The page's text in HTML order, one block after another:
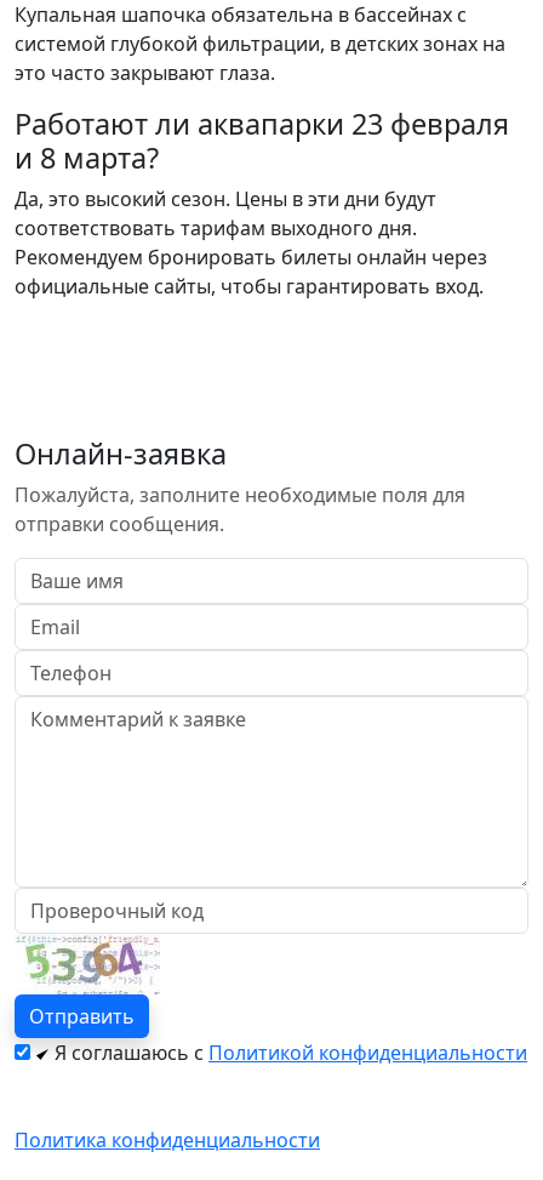
Купальная шапочка обязательна в бассейнах с
системой глубокой фильтрации, в детских зонах на
это часто закрывают глаза.
Работают ли аквапарки 23 февраля
и 8 марта?
Да, это высокий сезон. Цены в эти дни будут
соответствовать тарифам выходного дня.
Рекомендуем бронировать билеты онлайн через
официальные сайты, чтобы гарантировать вход.
Онлайн-заявка
Пожалуйста, заполните необходимые поля для
отправки сообщения.
Я соглашаюсь с Политикой конфиденциальности
Политика конфиденциальности